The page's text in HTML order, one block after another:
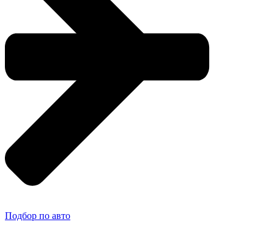
Подбор по авто